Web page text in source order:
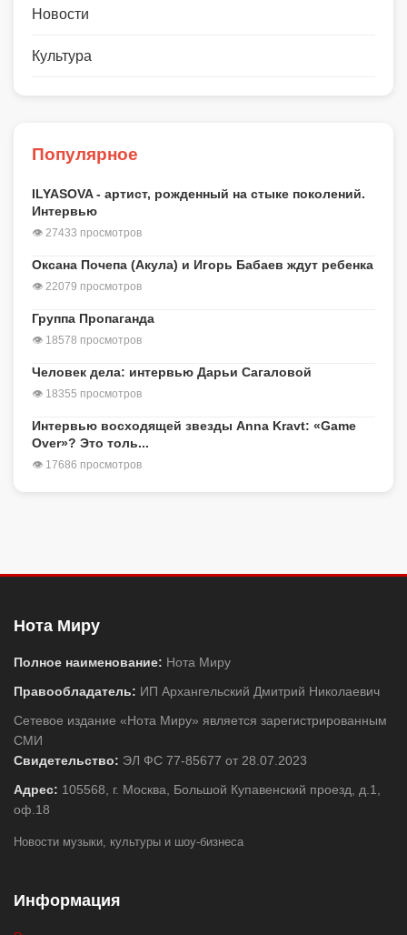
Новости
Культура
Популярное
ILYASOVA - артист, рожденный на стыке поколений.
Интервью
👁 27433 просмотров
Оксана Почепа (Акула) и Игорь Бабаев ждут ребенка
👁 22079 просмотров
Группа Пропаганда
👁 18578 просмотров
Человек дела: интервью Дарьи Сагаловой
👁 18355 просмотров
Интервью восходящей звезды Anna Kravt: «Game
Over»? Это толь...
👁 17686 просмотров
Нота Миру
Полное наименование: Нота Миру
Правообладатель: ИП Архангельский Дмитрий Николаевич
Сетевое издание «Нота Миру» является зарегистрированным
СМИ
Свидетельство: ЭЛ ФС 77-85677 от 28.07.2023
Адрес: 105568, г. Москва, Большой Купавенский проезд, д.1,
оф.18
Новости музыки, культуры и шоу-бизнеса
Информация